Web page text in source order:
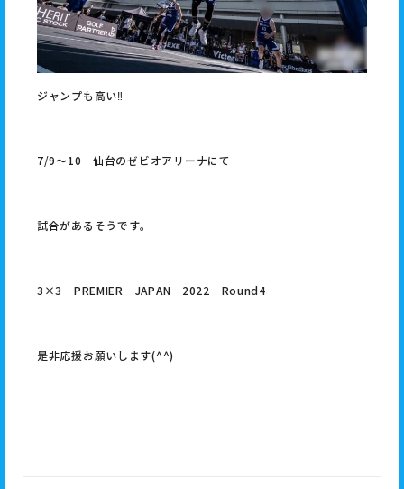
ジャンプも高い‼
7/9～10 仙台のゼビオアリーナにて
試合があるそうです。
3×3 PREMIER JAPAN 2022 Round4
是非応援お願いします(^^)